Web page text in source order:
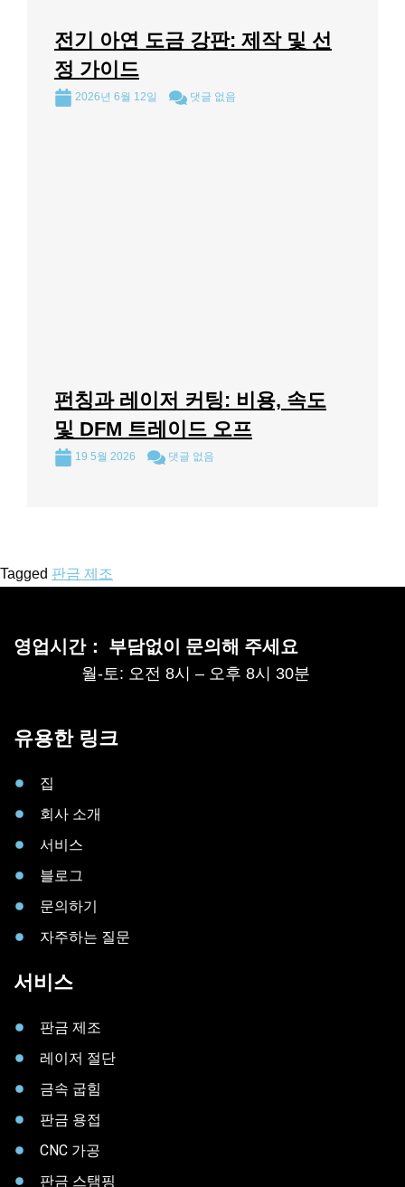
전기 아연 도금 강판: 제작 및 선
정 가이드
2026년 6월 12일 댓글 없음
펀칭과 레이저 커팅: 비용, 속도
및 DFM 트레이드 오프
19 5월 2026 댓글 없음
Tagged 판금 제조
영업시간： 부담없이 문의해 주세요
월-토: 오전 8시 – 오후 8시 30분
유용한 링크
집
회사 소개
서비스
블로그
문의하기
자주하는 질문
서비스
판금 제조
레이저 절단
금속 굽힘
판금 용접
CNC 가공
판금 스탬핑